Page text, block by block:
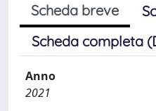
Scheda breve
Scheda completa
Anno
2021